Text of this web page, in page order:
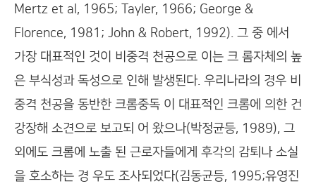
Mertz et al, 1965; Tayler, 1966; George &
Florence, 1981; John & Robert, 1992). 그 중 에서
가장 대표적인 것이 비중격 천공으로 이는 크 롬자체의 높
은 부식성과 독성으로 인해 발생된다. 우리나라의 경우 비
중격 천공을 동반한 크롬중독 이 대표적인 크롬에 의한 건
강장해 소견으로 보고되 어 왔으나(박정균등, 1989), 그
외에도 크롬에 노출 된 근로자들에게 후각의 감퇴나 소실
을 호소하는 경 우도 조사되었다(김동균등, 1995;유영진